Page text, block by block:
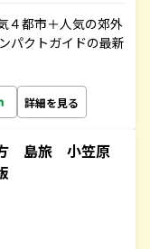
４都市＋人気の郊外
パクトガイドの最新
詳細を見る
島旅 小笠原